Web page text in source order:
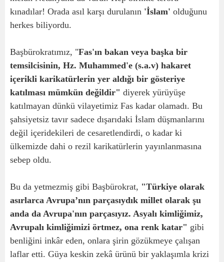
kınadılar! Orada asıl karşı durulanın 'İslam' olduğunu
herkes biliyordu.
Başbürokratımız, "Fas'ın bakan veya başka bir
temsilcisinin, Hz. Muhammed'e (s.a.v) hakaret
içerikli karikatürlerin yer aldığı bir gösteriye
katılması mümkün değildir" diyerek yürüyüşe
katılmayan dünkü vilayetimiz Fas kadar olamadı. Bu
şahsiyetsiz tavır sadece dışarıdaki İslam düşmanlarını
değil içeridekileri de cesaretlendirdi, o kadar ki
ülkemizde dahi o rezil karikatürlerin yayınlanmasına
sebep oldu.
Bu da yetmezmiş gibi Başbürokrat, "Türkiye olarak
asırlarca Avrupa’nın parçasıydık millet olarak şu
anda da Avrupa'nın parçasıyız. Asyalı kimliğimiz,
Avrupalı kimliğimizi örtmez, ona renk katar" gibi
benliğini inkâr eden, onlara şirin gözükmeye çalışan
laflar etti. Güya keskin zekâ ürünü bir yaklaşımla krizi